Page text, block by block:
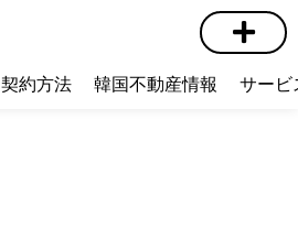
契約方法 韓国不動産情報 サービ